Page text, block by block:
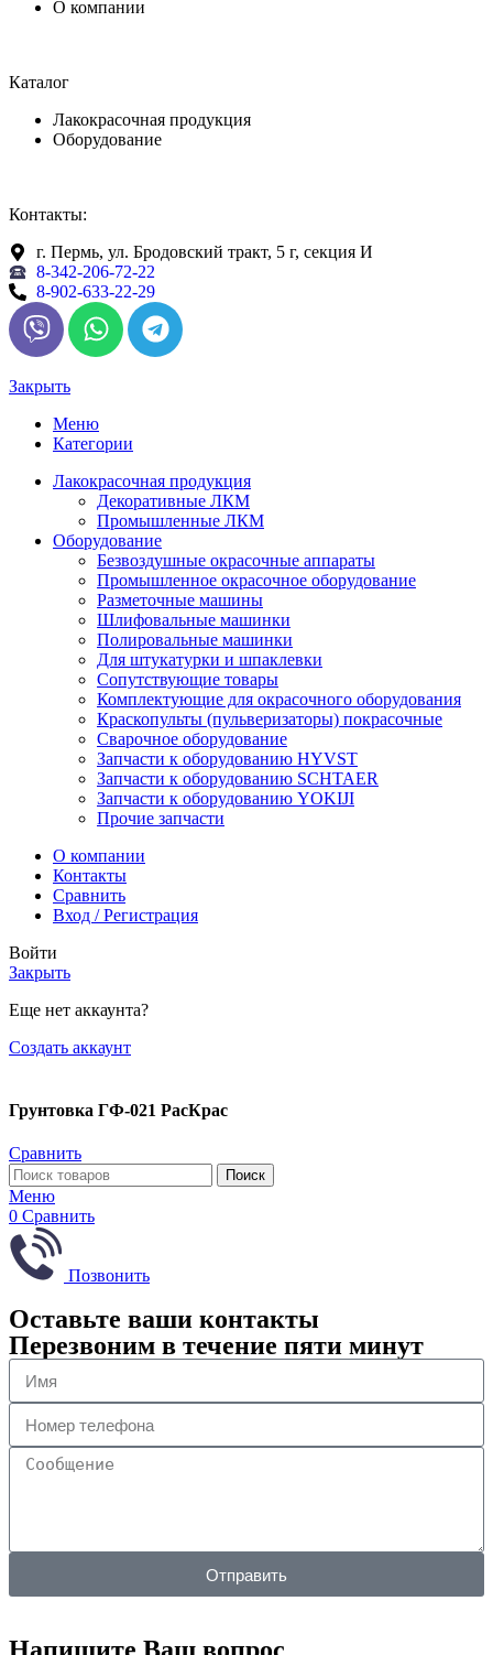
О компании
Каталог
Лакокрасочная продукция
Оборудование
Контакты:
г. Пермь, ул. Бродовский тракт, 5 г, секция И
8-342-206-72-22
8-902-633-22-29
Закрыть
Меню
Категории
Лакокрасочная продукция
Декоративные ЛКМ
Промышленные ЛКМ
Оборудование
Безвоздушные окрасочные аппараты
Промышленное окрасочное оборудование
Разметочные машины
Шлифовальные машинки
Полировальные машинки
Для штукатурки и шпаклевки
Сопутствующие товары
Комплектующие для окрасочного оборудования
Краскопульты (пульверизаторы) покрасочные
Сварочное оборудование
Запчасти к оборудованию HYVST
Запчасти к оборудованию SCHTAER
Запчасти к оборудованию YOKIJI
Прочие запчасти
О компании
Контакты
Сравнить
Вход / Регистрация
Войти
Закрыть
Еще нет аккаунта?
Создать аккаунт
Грунтовка ГФ-021 РасКрас
Сравнить
Поиск
Меню
0 Сравнить
Позвонить
Оставьте ваши контакты
Перезвоним в течение пяти минут
Отправить